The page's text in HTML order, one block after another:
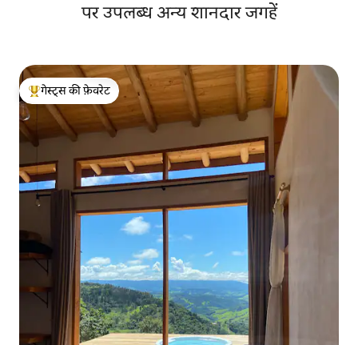
पर उपलब्ध अन्य शानदार जगहें
गेस्ट्स का टॉप फ़ेवरेट
गेस्ट्स की फ़ेवरेट